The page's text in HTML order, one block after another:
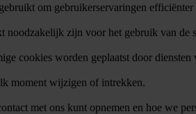
om gebruikerservaringen efficiënter
zijn voor het gebruik van
cookies worden geplaatst door
moment wijzigen of intrekken.
met ons kunt opnemen en hoe we